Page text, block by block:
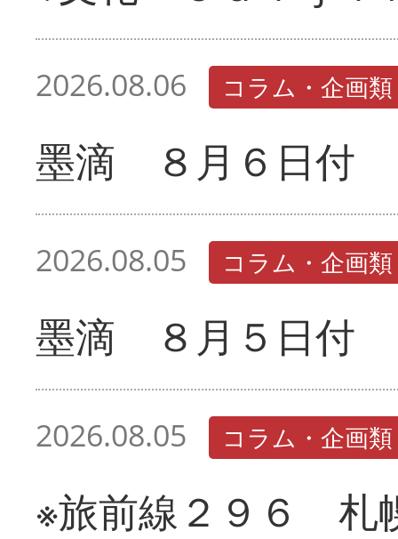
2026.08.06 コラム・企画類
墨滴 ８月６日付
2026.08.05 コラム・企画類
墨滴 ８月５日付
2026.08.05 コラム・企画類
※旅前線２９６ 札